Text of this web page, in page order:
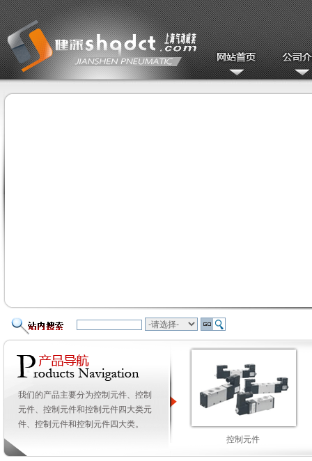
我们的产品主要分为控制元件、控制
元件、控制元件和控制元件四大类元
件、控制元件和控制元件四大类。
控制元件